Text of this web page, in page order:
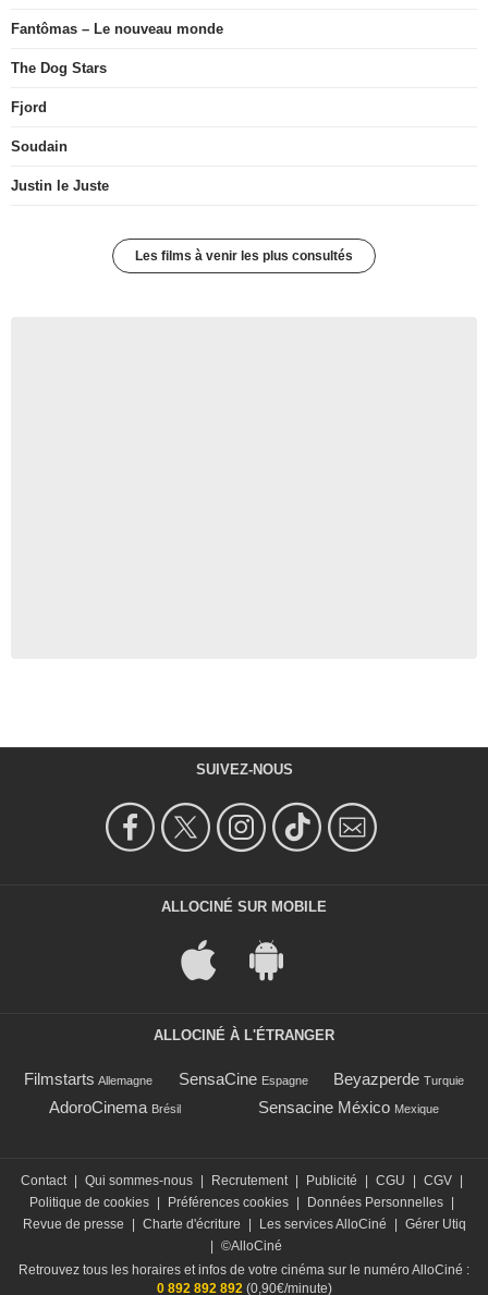
Fantômas – Le nouveau monde
The Dog Stars
Fjord
Soudain
Justin le Juste
Les films à venir les plus consultés
SUIVEZ-NOUS
ALLOCINÉ SUR MOBILE
ALLOCINÉ À L'ÉTRANGER
Filmstarts Allemagne SensaCine Espagne Beyazperde Turquie
AdoroCinema Brésil Sensacine México Mexique
Contact | Qui sommes-nous | Recrutement | Publicité | CGU | CGV |
Politique de cookies | Préférences cookies | Données Personnelles |
Revue de presse
| Charte d'écriture | Les services AlloCiné | Gérer Utiq
| ©AlloCiné
Retrouvez tous les horaires et infos de votre cinéma sur le numéro AlloCiné :
0 892 892 892(0,90€/minute)